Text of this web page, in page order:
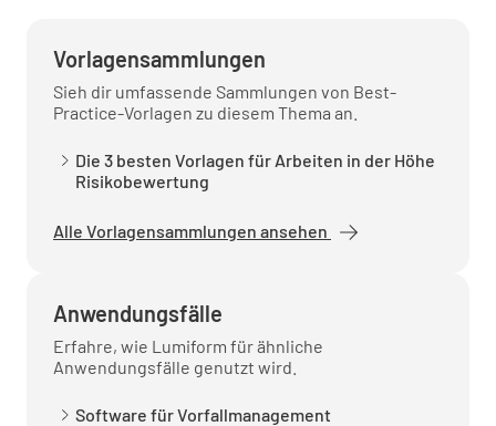
Vorlagensammlungen
Sieh dir umfassende Sammlungen von Best-
Practice-Vorlagen zu diesem Thema an.
Die 3 besten Vorlagen für Arbeiten in der Höhe
Risikobewertung
Alle Vorlagensammlungen ansehen
Anwendungsfälle
Erfahre, wie Lumiform für ähnliche
Anwendungsfälle genutzt wird.
Software für Vorfallmanagement